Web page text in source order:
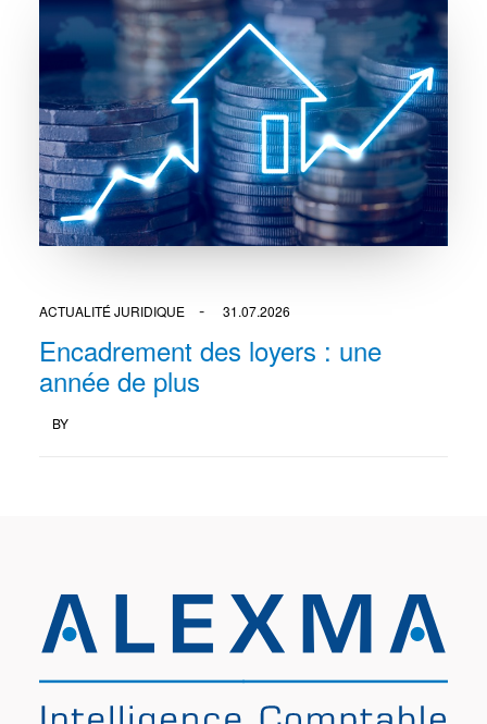
ACTUALITÉ JURIDIQUE 31.07.2026
Encadrement des loyers : une
année de plus
BY